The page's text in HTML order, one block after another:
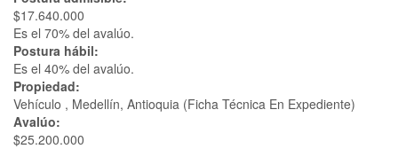
$17.640.000
Es el 70% del avalúo.
Postura hábil:
Es el 40% del avalúo.
Propiedad:
Vehículo , Medellín, Antioquia (Ficha Técnica En Expediente)
Avalúo:
$25.200.000